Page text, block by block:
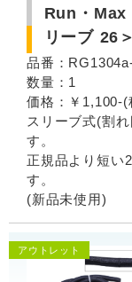
Run・Max
リーブ 26
品番：
数量：1
価格：￥1,100-(
スリーブ式(割
す。
正規品より短い
す。
(新品未使用)
アウトレット